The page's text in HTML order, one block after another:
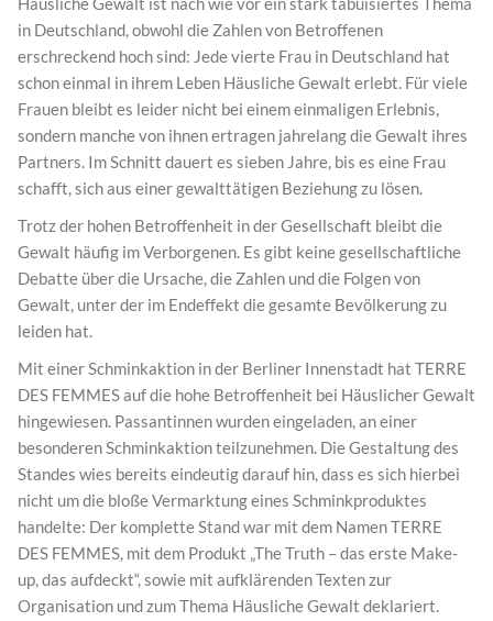
in Deutschland, obwohl die Zahlen von Betroffenen
erschreckend hoch sind: Jede vierte Frau in Deutschland hat
schon einmal in ihrem Leben Häusliche Gewalt erlebt. Für viele
Frauen bleibt es leider nicht bei einem einmaligen Erlebnis,
sondern manche von ihnen ertragen jahrelang die Gewalt ihres
Partners. Im Schnitt dauert es sieben Jahre, bis es eine Frau
schafft, sich aus einer gewalttätigen Beziehung zu lösen.
Trotz der hohen Betroffenheit in der Gesellschaft bleibt die
Gewalt häufig im Verborgenen. Es gibt keine gesellschaftliche
Debatte über die Ursache, die Zahlen und die Folgen von
Gewalt, unter der im Endeffekt die gesamte Bevölkerung zu
leiden hat.
Mit einer Schminkaktion in der Berliner Innenstadt hat TERRE
DES FEMMES auf die hohe Betroffenheit bei Häuslicher Gewalt
hingewiesen. Passantinnen wurden eingeladen, an einer
besonderen Schminkaktion teilzunehmen. Die Gestaltung des
Standes wies bereits eindeutig darauf hin, dass es sich hierbei
nicht um die bloße Vermarktung eines Schminkproduktes
handelte: Der komplette Stand war mit dem Namen TERRE
DES FEMMES, mit dem Produkt „The Truth – das erste Make-
up, das aufdeckt“, sowie mit aufklärenden Texten zur
Organisation und zum Thema Häusliche Gewalt deklariert.